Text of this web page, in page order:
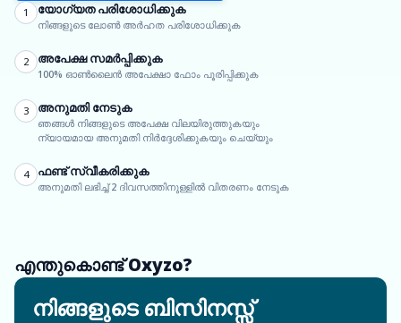
1 യോഗ്യത പരിശോധിക്കുക
നിങ്ങളുടെ ലോൺ അർഹത പരിശോധിക്കുക
2 അപേക്ഷ സമർപ്പിക്കുക
100% ഓൺലൈൻ അപേക്ഷാ ഫോം പൂരിപ്പിക്കുക
3 അനുമതി നേടുക
ഞങ്ങൾ നിങ്ങളുടെ അപേക്ഷ വിലയിരുത്തുകയും
ന്യായമായ അനുമതി നിർദ്ദേശിക്കുകയും ചെയ്യും
4 ഫണ്ട് സ്വീകരിക്കുക
അനുമതി ലഭിച്ച് 2 ദിവസത്തിനുള്ളിൽ വിതരണം നേടുക
എന്തുകൊണ്ട് Oxyzo?
നിങ്ങളുടെ ബിസിനസ്സ്